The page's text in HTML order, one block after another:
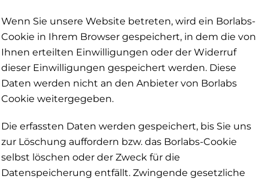
Wenn Sie unsere Website betreten, wird ein Borlabs-
Cookie in Ihrem Browser gespeichert, in dem die von
Ihnen erteilten Einwilligungen oder der Widerruf
dieser Einwilligungen gespeichert werden. Diese
Daten werden nicht an den Anbieter von Borlabs
Cookie weitergegeben.
Die erfassten Daten werden gespeichert, bis Sie uns
zur Löschung auffordern bzw. das Borlabs-Cookie
selbst löschen oder der Zweck für die
Datenspeicherung entfällt. Zwingende gesetzliche